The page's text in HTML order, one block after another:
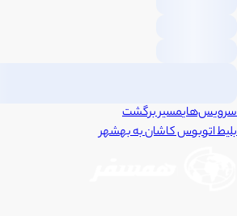
سرویس‌هایمسیر برگشت
بلیط اتوبوسکاشانبهبهشهر